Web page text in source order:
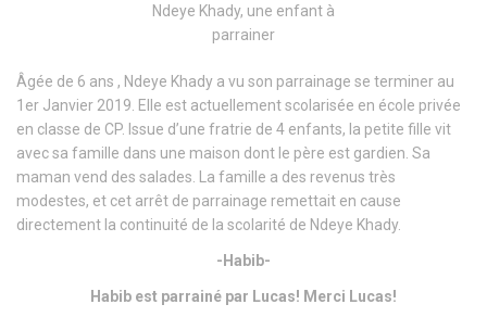
Ndeye Khady, une enfant à
parrainer
Âgée de 6 ans , Ndeye Khady a vu son parrainage se terminer au
1er Janvier 2019. Elle est actuellement scolarisée en école privée
en classe de CP. Issue d’une fratrie de 4 enfants, la petite fille vit
avec sa famille dans une maison dont le père est gardien. Sa
maman vend des salades. La famille a des revenus très
modestes, et cet arrêt de parrainage remettait en cause
directement la continuité de la scolarité de Ndeye Khady.
-Habib-
Habib est parrainé par Lucas! Merci Lucas!